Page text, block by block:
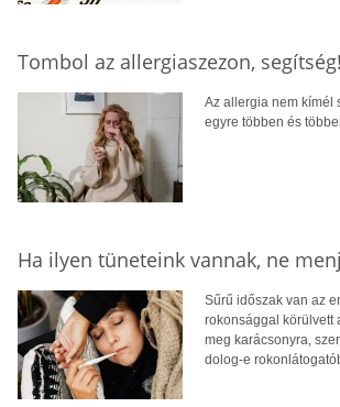
Tombol az allergiaszezon, segítség!
Az allergia nem kímél
egyre többen és
Ha ilyen tüneteink vannak, ne
Sűrű időszak van az
rokonsággal körülvett
meg karácsonyra,
dolog-e